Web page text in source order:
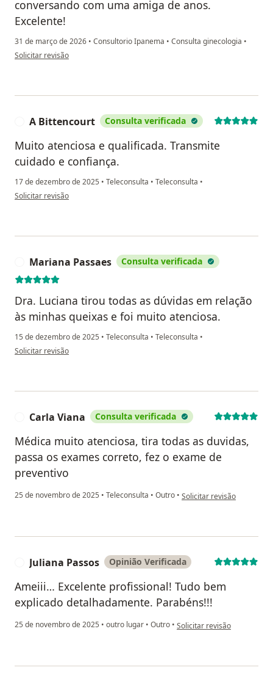
conversando com uma amiga de anos.
Excelente!
31 de março de 2026 • Consultorio Ipanema • Consulta ginecologia •
na opinião do utilizador Letícia Matos
Solicitar revisão
A Bittencourt Consulta verificada
Muito atenciosa e qualificada. Transmite
cuidado e confiança.
17 de dezembro de 2025 • Teleconsulta • Teleconsulta •
na opinião do utilizador A Bittencourt
Solicitar revisão
Mariana Passaes Consulta verificada
Dra. Luciana tirou todas as dúvidas em relação
às minhas queixas e foi muito atenciosa.
15 de dezembro de 2025 • Teleconsulta • Teleconsulta •
na opinião do utilizador Mariana Passaes
Solicitar revisão
Carla Viana Consulta verificada
Médica muito atenciosa, tira todas as duvidas,
passa os exames correto, fez o exame de
preventivo
25 de novembro de 2025 • Teleconsulta • Outro • na opinião do utilizador
Solicitar revisão
Juliana Passos Opinião Verificada
Ameiii… Excelente profissional! Tudo bem
explicado detalhadamente. Parabéns!!!
25 de novembro de 2025 • outro lugar • Outro • na opinião do utilizador
Solicitar revisão